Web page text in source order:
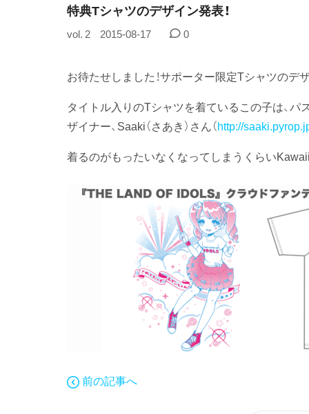
特典Tシャツのデザイン発表！
vol. 2 2015-08-17 0
お待たせしました！サポーター限定Tシャツのデ
タイトル入りのTシャツを着ているこの子は、
ザイナー、Saaki（さあき）さん（http://
着るのがもったいなくなってしまうくらいKawaii
前の記事へ